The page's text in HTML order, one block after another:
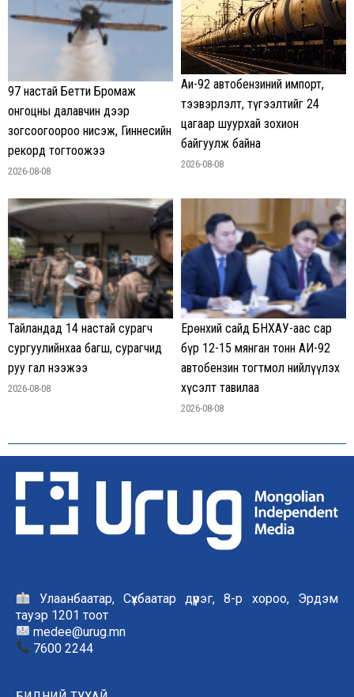
97 настай Бетти Бромаж
онгоцны далавчин дээр
зогсоогоороо нисэж, Гиннесийн
рекорд тогтоожээ
2026-08-08
Аи-92 автобензиний импорт,
тээвэрлэлт, түгээлтийг 24
цагаар шуурхай зохион
байгуулж байна
2026-08-08
Тайландад 14 настай сурагч
сургуулийнхаа багш, сурагчид
руу гал нээжээ
2026-08-08
Ерөнхий сайд БНХАУ-аас сар
бүр 12-15 мянган тонн АИ-92
автобензин тогтмол нийлүүлэх
хүсэлт тавилаа
2026-08-08
Улаанбаатар, Сүхбаатар дүүрэг, 8-р хороо, Эрдэм
тауэр 1201 тоот
medee@urug.mn
7600 2244